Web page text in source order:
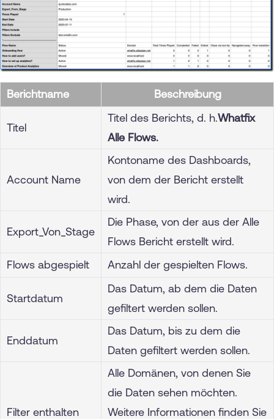
Berichtname Beschreibung
Titel
Titel des Berichts, d. h.Whatfix
Alle Flows.
Account Name
Kontoname des Dashboards,
von dem der Bericht erstellt
wird.
Export_Von_Stage
Die Phase, von der aus der Alle
Flows Bericht erstellt wird.
Flows abgespielt
Anzahl der gespielten Flows.
Startdatum
Das Datum, ab dem die Daten
gefiltert werden sollen.
Enddatum
Das Datum, bis zu dem die
Daten gefiltert werden sollen.
Filter enthalten
Alle Domänen, von denen Sie
die Daten sehen möchten.
Weitere Informationen finden Sie